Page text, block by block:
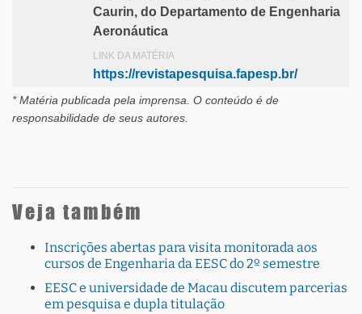
Caurin, do Departamento de Engenharia
Aeronáutica
LINK DA MATÉRIA
https://revistapesquisa.fapesp.br/
* Matéria publicada pela imprensa . O conteúdo é de
responsabilidade de seus autores.
Veja também
Inscrições abertas para visita monitorada aos
cursos de Engenharia da EESC do 2º semestre
EESC e universidade de Macau discutem parcerias
em pesquisa e dupla titulação